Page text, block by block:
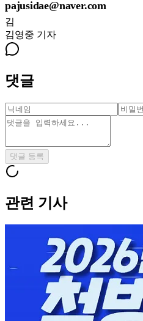
pajusidae@naver.com
김
김영중 기자
댓글
댓글 등록
관련 기사